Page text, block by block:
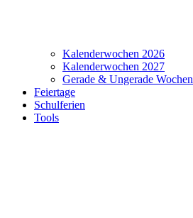
Kalenderwochen 2026
Kalenderwochen 2027
Gerade & Ungerade Wochen
Feiertage
Schulferien
Tools